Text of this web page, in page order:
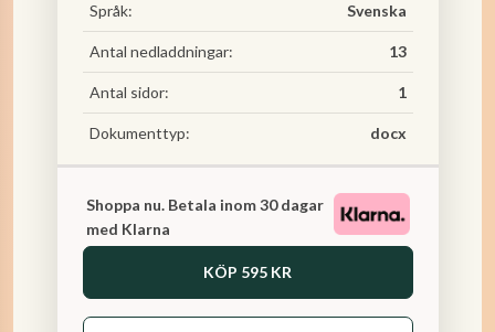
Språk: Svenska
Antal nedladdningar: 13
Antal sidor: 1
Dokumenttyp: docx
Shoppa nu. Betala inom 30 dagar
med Klarna
KÖP 595 KR